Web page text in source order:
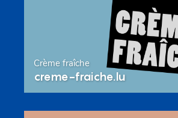
Crème fraîche
creme-fraiche.lu